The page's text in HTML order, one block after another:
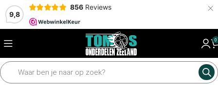
9,8
856 Reviews ×
0
Home Framedelen Kabels Buitenkabel